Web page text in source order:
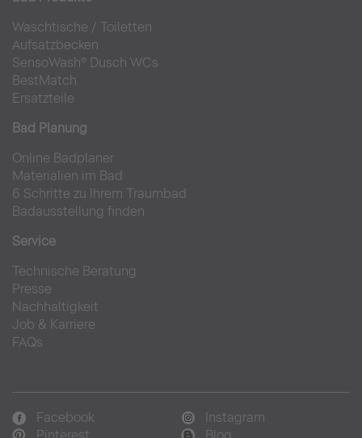
Waschtische / Toiletten
Aufsatzbecken
SensoWash® Dusch WCs
BestMatch
Ersatzteile
Bad Planung
Online Badplaner
Materialien im Bad
6 Schritte zu Ihrem Traumbad
Badausstellung finden
Service
Technische Beratung
Presse
Nachhaltigkeit
Job & Karriere
FAQs
Facebook
Instagram